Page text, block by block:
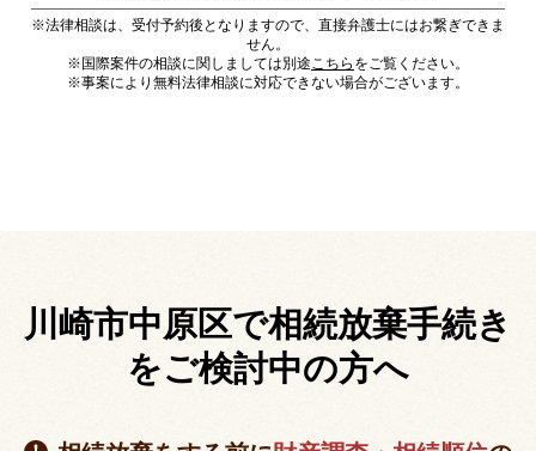
※法律相談は、受付予約後となりますので、直接弁護士にはお繋ぎできま
せん。
※国際案件の相談に関しましては別途こちら をご覧ください。
※事案により無料法律相談に対応できない場合がございます。
川崎市中原区で相続放棄手続き
をご検討中の方へ